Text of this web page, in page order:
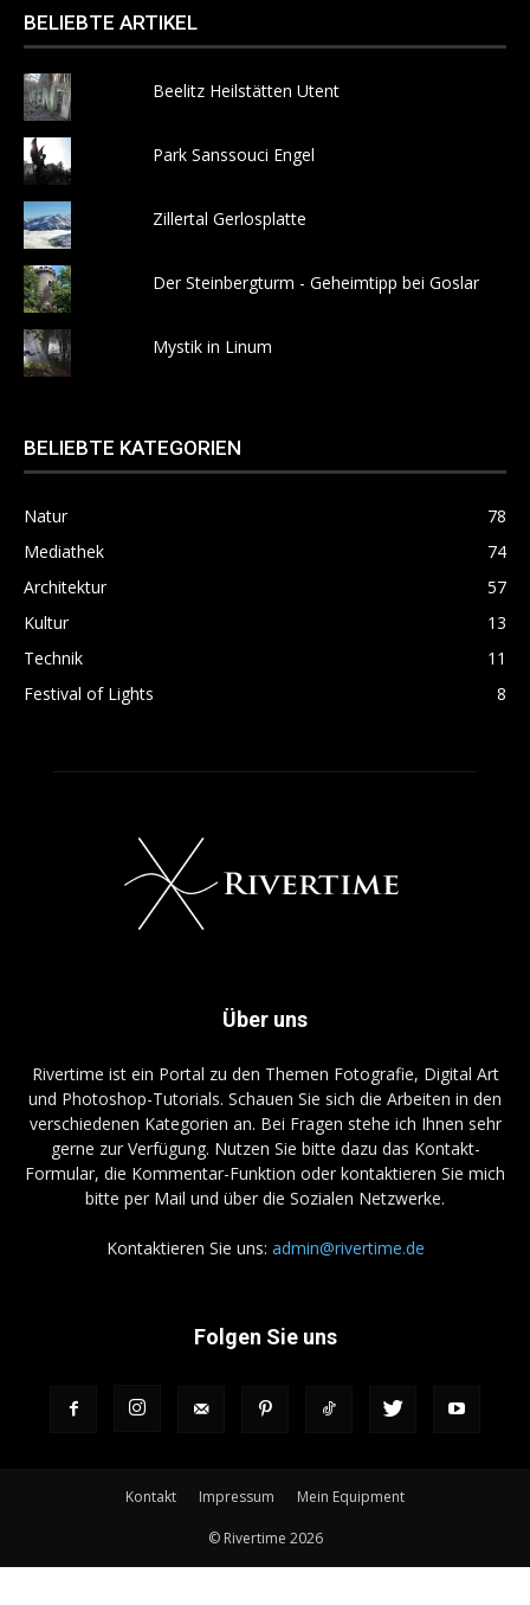
BELIEBTE ARTIKEL
Beelitz Heilstätten Utent
Park Sanssouci Engel
Zillertal Gerlosplatte
Der Steinbergturm - Geheimtipp bei Goslar
Mystik in Linum
BELIEBTE KATEGORIEN
Natur
78
Mediathek
74
Architektur
57
Kultur
13
Technik
11
Festival of Lights
8
Über uns
Rivertime ist ein Portal zu den Themen Fotografie, Digital Art
und Photoshop-Tutorials. Schauen Sie sich die Arbeiten in den
verschiedenen Kategorien an. Bei Fragen stehe ich Ihnen sehr
gerne zur Verfügung. Nutzen Sie bitte dazu das Kontakt-
Formular, die Kommentar-Funktion oder kontaktieren Sie mich
bitte per Mail und über die Sozialen Netzwerke.
Kontaktieren Sie uns: admin@rivertime.de
Folgen Sie uns
Kontakt Impressum Mein Equipment
© Rivertime 2026